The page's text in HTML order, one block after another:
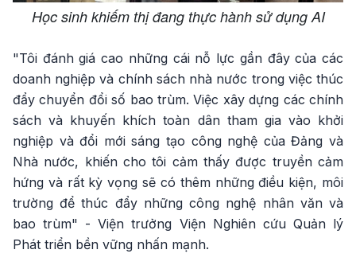
Học sinh khiếm thị đang thực hành sử dụng AI
"Tôi đánh giá cao những cái nỗ lực gần đây của các
doanh nghiệp và chính sách nhà nước trong việc thúc
đẩy chuyển đổi số bao trùm. Việc xây dựng các chính
sách và khuyến khích toàn dân tham gia vào khởi
nghiệp và đổi mới sáng tạo công nghệ của Đảng và
Nhà nước, khiến cho tôi cảm thấy được truyền cảm
hứng và rất kỳ vọng sẽ có thêm những điều kiện, môi
trường để thúc đẩy những công nghệ nhân văn và
bao trùm" - Viện trưởng Viện Nghiên cứu Quản lý
Phát triển bền vững nhấn mạnh.